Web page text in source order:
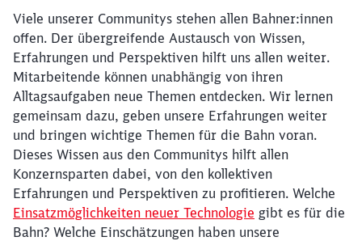
Viele unserer Communitys stehen allen Bahner:innen
offen. Der übergreifende Austausch von Wissen,
Erfahrungen und Perspektiven hilft uns allen weiter.
Mitarbeitende können unabhängig von ihren
Alltagsaufgaben neue Themen entdecken. Wir lernen
gemeinsam dazu, geben unsere Erfahrungen weiter
und bringen wichtige Themen für die Bahn voran.
Dieses Wissen aus den Communitys hilft allen
Konzernsparten dabei, von den kollektiven
Erfahrungen und Perspektiven zu profitieren. Welche
Einsatzmöglichkeiten neuer Technologie gibt es für die
Bahn? Welche Einschätzungen haben unsere